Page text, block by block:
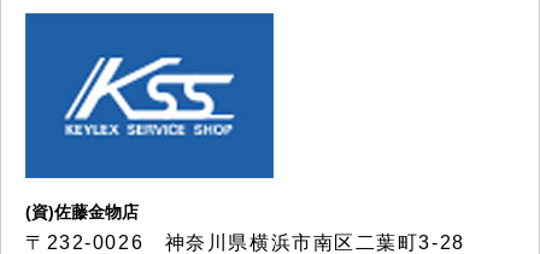
(資)佐藤金物店
〒232-0026 神奈川県横浜市南区二葉町3-28